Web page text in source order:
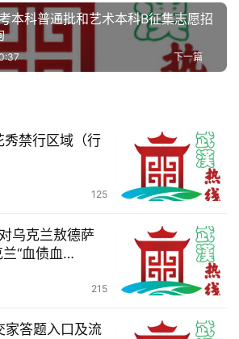
本科普通批和艺术本科B征集志愿招
下一篇
禁行区域（行
125
乌克兰敖德萨
“血债血
215
答题入口及流